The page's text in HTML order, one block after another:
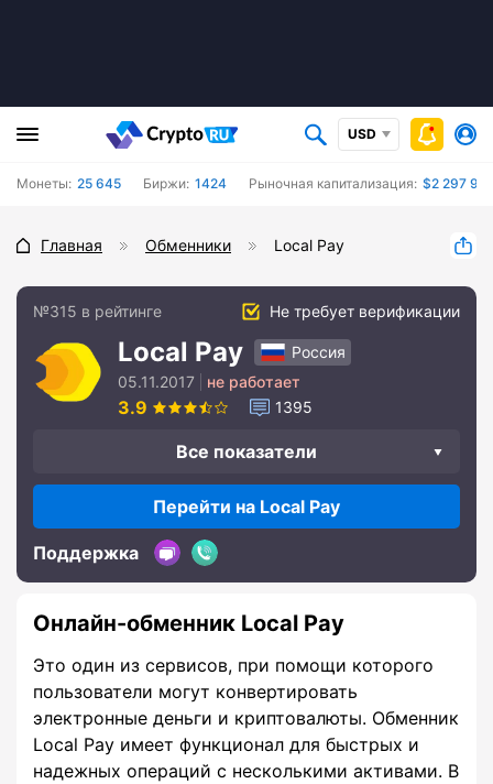
USD
Монеты: 25 645 Биржи: 1424 Рыночная капитализация: $2 297
Главная Обменники Local Pay
№315 в рейтинге Не требует верификации
Local Pay
Россия
05.11.2017
не работает
3.9 1395
Все показатели
Перейти на Local Pay
Поддержка
Онлайн-обменник Local Pay
Это один из сервисов, при помощи которого
пользователи могут конвертировать
электронные деньги и криптовалюты. Обменник
Local Pay имеет функционал для быстрых и
надежных операций с несколькими активами. В